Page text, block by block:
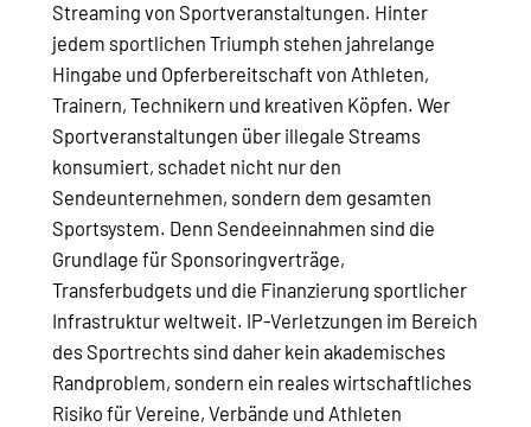
Streaming von Sportveranstaltungen. Hinter
jedem sportlichen Triumph stehen jahrelange
Hingabe und Opferbereitschaft von Athleten,
Trainern, Technikern und kreativen Köpfen. Wer
Sportveranstaltungen über illegale Streams
konsumiert, schadet nicht nur den
Sendeunternehmen, sondern dem gesamten
Sportsystem. Denn Sendeeinnahmen sind die
Grundlage für Sponsoringverträge,
Transferbudgets und die Finanzierung sportlicher
Infrastruktur weltweit. IP-Verletzungen im Bereich
des Sportrechts sind daher kein akademisches
Randproblem, sondern ein reales wirtschaftliches
Risiko für Vereine, Verbände und Athleten